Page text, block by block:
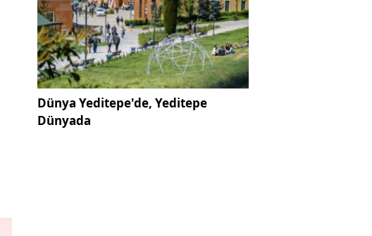
Dünya Yeditepe'de, Yeditepe
Dünyada